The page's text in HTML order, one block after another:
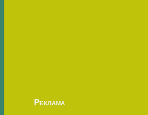
Реклама